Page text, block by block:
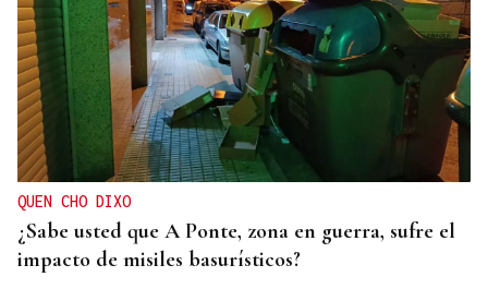
QUEN CHO DIXO
¿Sabe usted que A Ponte, zona en guerra, sufre el
impacto de misiles basurísticos?